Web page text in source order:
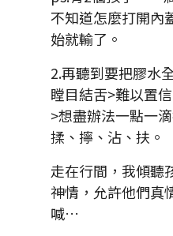
不知道怎麼打開內
始就輸了。
2.再聽到要把膠水
瞠目結舌>難以置
>想盡辦法一點一
揉、擰、沾、扶。
走在行間，我傾聽
神情，允許他們真
喊…